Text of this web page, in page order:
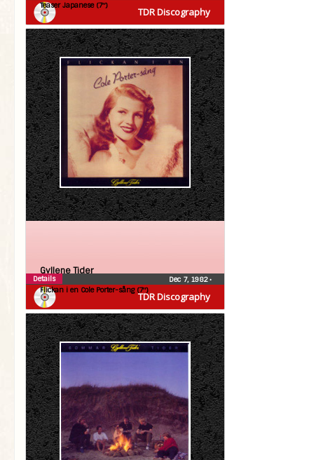
TDR Discography
Teaser Japanese (7″)
TDR Discography
Gyllene Tider
Flickan i en Cole Porter-sång (7″)
Dec 7, 1982•
Details